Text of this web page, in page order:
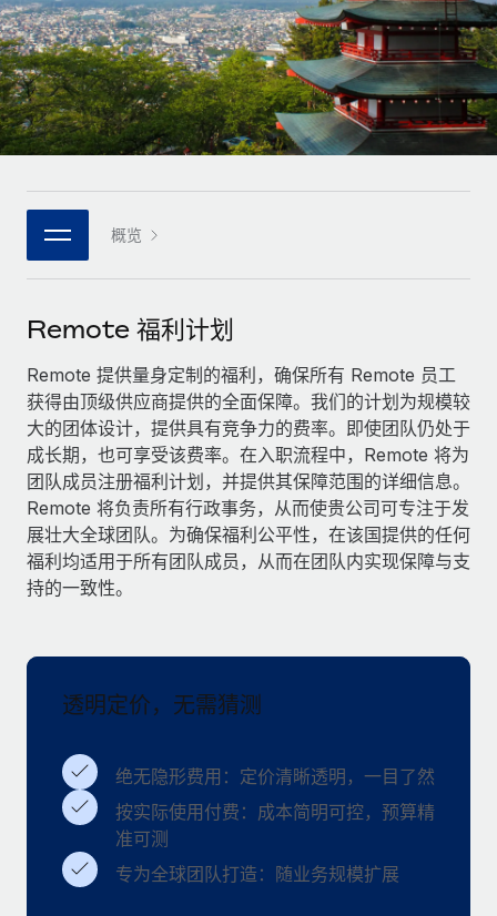
基础设施
Remote Embedded
将人力资源无缝融入工作流程
团队的内置核心人力资源功能
连接 新的
使用我们的 MCP 将任何人工智能工具与 Remote 平台相连
借助核心业务工具简化流程
服务
咨询专家
获得全球人力资源与合规方面的专家帮助
背景调查
简化候选人筛选流程
合规守望台
在全球范围内配置和跟踪 IT 设备
实体设立
快速建立合规实体
人员调配与搬迁
轻松搬迁员工
为成长型企业量身打造的全球敏捷型人力资源与薪资解决方案
中型市场
通过定制化人力资源解决方案扩展团队
企业
与我们携手合作
战略技术合作伙伴
与我们共探合作机遇
Remote Build 即将推出
集成与人工智能自动化咨询
案例研究
通过 REMOTE 学习
研究与指引
案例研究
人力资源术语表
核对表和模板
职位描述库
网络研讨会
活动
新闻室
薪金与人才洞察
洞察中心
获得支持
查看全部资源
EOR compliance
to the demands of today’s labor market, the...
了解更多
What a Workday global payroll implementation
Deutsch
Español
Italiano
Português (Portugal)
日本語
한국어
中文（简体）
概览
Remote 福利计划
Remote 提供量身定制的福利，确保所有 Remote 员工
获得由顶级供应商提供的全面保障。我们的计划为规模较
大的团体设计，提供具有竞争力的费率。即使团队仍处于
成长期，也可享受该费率。在入职流程中，Remote 将为
团队成员注册福利计划，并提供其保障范围的详细信息。
Remote 将负责所有行政事务，从而使贵公司可专注于发
展壮大全球团队。为确保福利公平性，在该国提供的任何
福利均适用于所有团队成员，从而在团队内实现保障与支
持的一致性。
透明定价，无需猜测
绝无隐形费用：定价清晰透明，一目了然
按实际使用付费：成本简明可控，预算精
准可测
专为全球团队打造：随业务规模扩展